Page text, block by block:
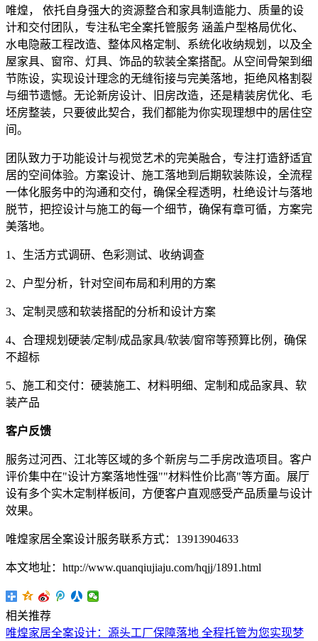
唯煌， 依托自身强大的资源整合和家具制造能力、质量的设
计和交付团队，专注私宅全案托管服务 涵盖户型格局优化、
水电隐蔽工程改造、整体风格定制、系统化收纳规划，以及全
屋家具、窗帘、灯具、饰品的软装全案搭配。从空间骨架到细
节陈设，实现设计理念的无缝衔接与完美落地，拒绝风格割裂
与细节遗憾。无论新房设计、旧房改造，还是精装房优化、毛
坯房整装，只要彼此契合，我们都能为你实现理想中的居住空
间。
团队致力于功能设计与视觉艺术的完美融合，专注打造舒适宜
居的空间体验。方案设计、施工落地到后期软装陈设，全流程
一体化服务中的沟通和交付，确保全程透明，杜绝设计与落地
脱节，把控设计与施工的每一个细节，确保有章可循，方案完
美落地。
1、 生活方式调研、色彩测试、收纳调查
2、户型分析，针对空间布局和利用的方案
3、定制灵感和软装搭配的分析和设计方案
4、合理规划硬装/定制/成品家具/软装/窗帘等预算比例，确保
不超标
5、施工和交付：硬装施工、材料明细、定制和成品家具、软
装产品
客户反馈
服务过河西、江北等区域的多个新房与二手房改造项目。客户
评价集中在"设计方案落地性强""材料性价比高"等方面。展厅
设有多个实木定制样板间，方便客户直观感受产品质量与设计
效果。
唯煌家居全案设计服务联系方式：13913904633
本文地址：http://www.quanqiujiaju.com/hqjj/1891.html
相关推荐
唯煌家居全案设计：源头工厂保障落地 全程托管为您实现梦